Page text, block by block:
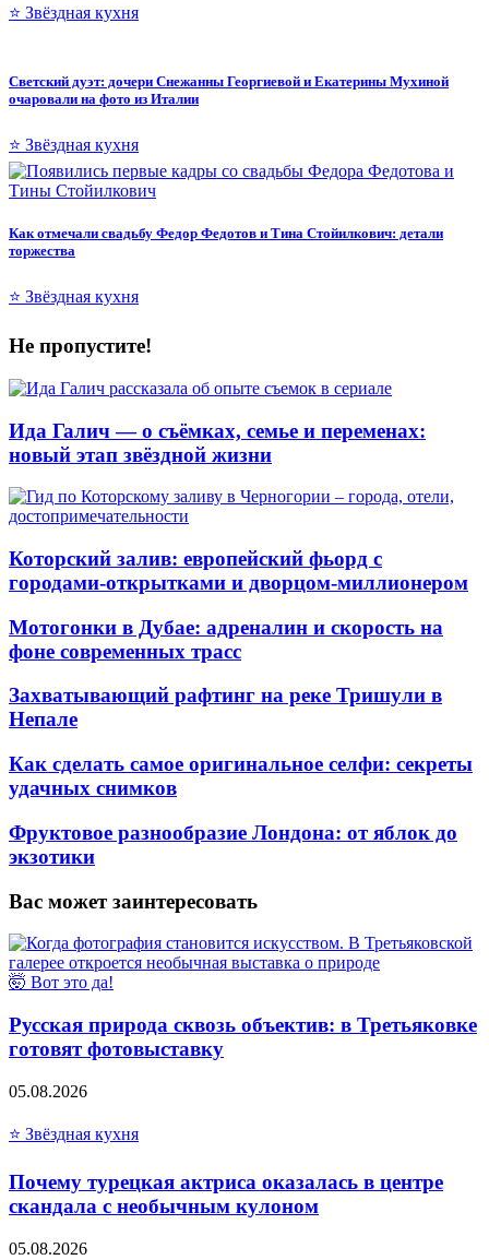
⭐ Звёздная кухня
Светский дуэт: дочери Снежанны Георгиевой и Екатерины Мухиной
очаровали на фото из Италии
⭐ Звёздная кухня
Как отмечали свадьбу Федор Федотов и Тина Стойилкович: детали
торжества
⭐ Звёздная кухня
Не пропустите!
Ида Галич — о съёмках, семье и переменах:
новый этап звёздной жизни
Которский залив: европейский фьорд с
городами-открытками и дворцом-миллионером
Мотогонки в Дубае: адреналин и скорость на
фоне современных трасс
Захватывающий рафтинг на реке Тришули в
Непале
Как сделать самое оригинальное селфи: секреты
удачных снимков
Фруктовое разнообразие Лондона: от яблок до
экзотики
Вас может заинтересовать
🤯 Вот это да!
Русская природа сквозь объектив: в Третьяковке
готовят фотовыставку
05.08.2026
⭐ Звёздная кухня
Почему турецкая актриса оказалась в центре
скандала с необычным кулоном
05.08.2026